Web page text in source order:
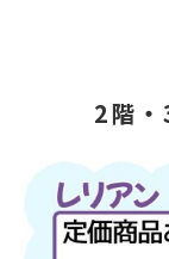
2階・